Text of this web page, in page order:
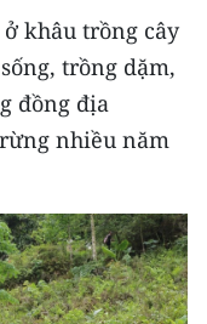
khâu trồng cây
trồng dặm,
đồng địa
nhiều năm